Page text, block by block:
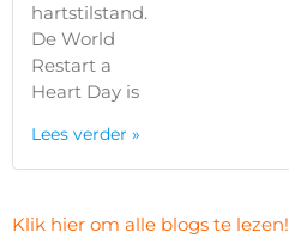
hartstilstand.
De World
Restart a
Heart Day is
Lees verder »
Klik hier om alle blogs te lezen!